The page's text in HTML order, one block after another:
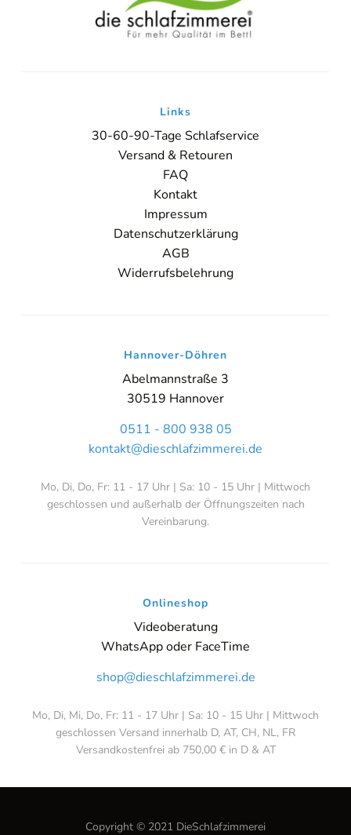
Sie sehen gerade einen Platzhalterinhalt von
auf den eigentlichen Inhalt zuzugreifen, klicken Sie auf den Button
unten. Bitte beachten Sie, dass dabei Daten an Drittanbieter
weitergegeben werden.
Inhalt entsperren
Weitere Informationen
'
Links
30-60-90-Tage Schlafservice
Versand & Retouren
FAQ
Kontakt
Impressum
Datenschutzerklärung
AGB
Widerrufsbelehrung
Hannover-Döhren
Abelmannstraße 3
30519 Hannover
0511 - 800 938 05
kontakt@dieschlafzimmerei.de
Mo, Di, Do, Fr: 11 - 17 Uhr | Sa: 10 - 15 Uhr | Mittwoch
geschlossen und außerhalb der Öffnungszeiten nach
Vereinbarung.
Onlineshop
Videoberatung
WhatsApp oder FaceTime
shop@dieschlafzimmerei.de
Mo, Di, Mi, Do, Fr: 11 - 17 Uhr | Sa: 10 - 15 Uhr | Mittwoch
geschlossen Versand innerhalb D, AT, CH, NL, FR
Versandkostenfrei ab 750,00 € in D & AT
Copyright © 2021 DieSchlafzimmerei